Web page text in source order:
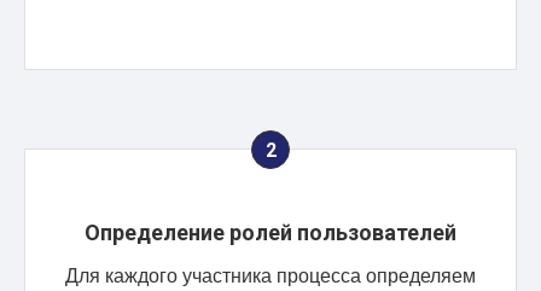
Определение ролей пользователей
Для каждого участника процесса определяем